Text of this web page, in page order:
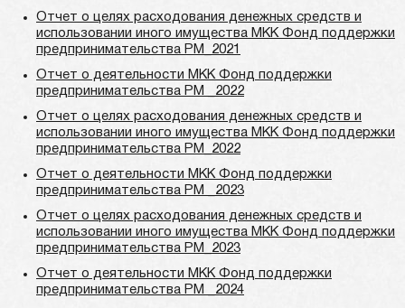
Отчет о целях расходования денежных средств и
использовании иного имущества МКК Фонд поддержки
предпринимательства РМ_2021
Отчет о деятельности МКК Фонд поддержки
предпринимательства РМ _2022
Отчет о целях расходования денежных средств и
использовании иного имущества МКК Фонд поддержки
предпринимательства РМ_2022
Отчет о деятельности МКК Фонд поддержки
предпринимательства РМ _2023
Отчет о целях расходования денежных средств и
использовании иного имущества МКК Фонд поддержки
предпринимательства РМ_2023
Отчет о деятельности МКК Фонд поддержки
предпринимательства РМ _2024